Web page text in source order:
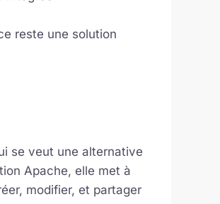
reste une solution
se veut une alternative
Apache, elle met à
modifier, et partager